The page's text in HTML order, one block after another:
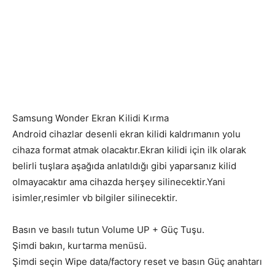
Samsung Wonder Ekran Kilidi Kırma
Android cihazlar desenli ekran kilidi kaldrımanın yolu
cihaza format atmak olacaktır.Ekran kilidi için ilk olarak
belirli tuşlara aşağıda anlatıldığı gibi yaparsanız kilid
olmayacaktır ama cihazda herşey silinecektir.Yani
isimler,resimler vb bilgiler silinecektir.
Basın ve basılı tutun Volume UP + Güç Tuşu.
Şimdi bakın, kurtarma menüsü.
Şimdi seçin Wipe data/factory reset ve basın Güç anahtarı